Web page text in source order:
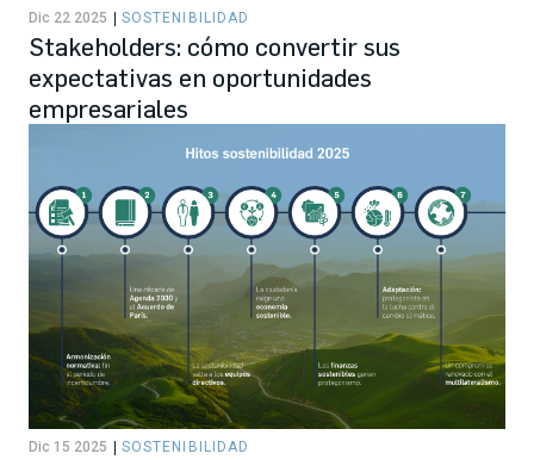
Dic 22 2025 SOSTENIBILIDAD
Stakeholders: cómo convertir sus
expectativas en oportunidades
empresariales
Dic 15 2025 SOSTENIBILIDAD